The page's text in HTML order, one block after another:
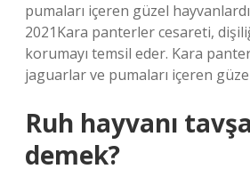
pumaları içeren güzel
2021Kara panterler cesareti,
korumayı temsil eder. Kara
jaguarlar ve pumaları içeren
Ruh hayvanı
demek?